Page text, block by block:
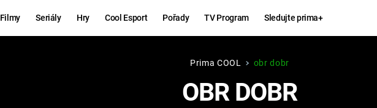
Filmy Seriály Hry Cool Esport Pořady TV Program Sledujte prima+
Hry
Prima COOL obr dobr
OBR DOBR